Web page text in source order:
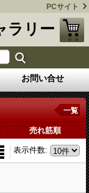
PCサイト
ラリー
お問い合せ
一覧
売れ筋順
表示件数: